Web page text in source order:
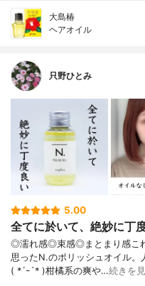
大島椿
ヘアオイル
只野ひとみ
5.00
全てに於いて、絶妙に丁度
◎濡れ感◎束感◎まとまり感こ
思ったN.のポリッシュオイル。
( *´ｰ`* )柑橘系の爽や…続きを